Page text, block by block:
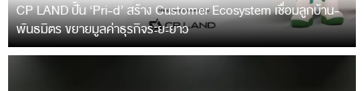
CP LAND ปั้น ‘Pri-d’ สร้าง Customer Ecosystem เชื่อมลูกบ้าน-
พันธมิตร ขยายมูลค่าธุรกิจระยะยาว